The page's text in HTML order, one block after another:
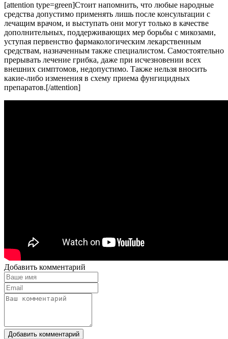
[attention type=green]Стоит напомнить, что любые народные
средства допустимо применять лишь после консультации с
лечащим врачом, и выступать они могут только в качестве
дополнительных, поддерживающих мер борьбы с микозами,
уступая первенство фармакологическим лекарственным
средствам, назначенным также специалистом. Самостоятельно
прерывать лечение грибка, даже при исчезновении всех
внешних симптомов, недопустимо. Также нельзя вносить
какие-либо изменения в схему приема фунгицидных
препаратов.[/attention]
Добавить комментарий
Добавить комментарий